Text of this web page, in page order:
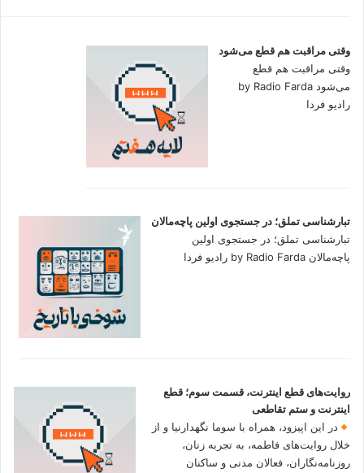
وقتی مراقبت هم قطع می‌شود
وقتی مراقبت هم قطع
می‌شود by Radio Farda
رادیو فردا
تبارشناسی تملق؛ در جستجوی اولین‌ پاچه‌مالان
تبارشناسی تملق؛ در جستجوی اولین‌
پاچه‌مالان by Radio Farda رادیو فردا
روایت‌های قطع اینترنت، قسمت سوم؛ قطع
اینترنت و ستم تقاطعی
در این اپیزود، همراه با سوما نگهدارنیا و از
خلال روایت‌های فاطمه، به تجربه زنان،
روزنامه‌نگاران، فعالان مدنی و ساکنان